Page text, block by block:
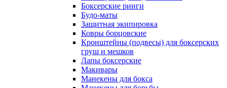
Боксерские ринги
Будо-маты
Защитная экипировка
Ковры борцовские
Кронштейны (подвесы) для боксерских
груш и мешков
Лапы боксерские
Макивары
Манекены для бокса